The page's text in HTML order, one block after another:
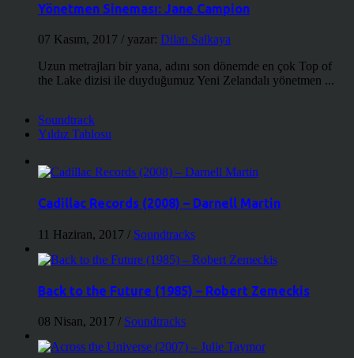
Yönetmen Sineması: Jane Campion
07 Kasım, 2017 / yazar: Dilan Salkaya
Uzun metrajları bir yana, adını son dönemde en çok Top of
the Lake dizisi ile duyduğumuz Yeni Zelandalı yönetmen ...
Soundtrack
Yıldız Tablosu
Cadillac Records (2008) – Darnell Martin
11 Haziran, 2017 / Soundtracks
Back to the Future (1985) – Robert Zemeckis
08 Nisan, 2017 / Soundtracks